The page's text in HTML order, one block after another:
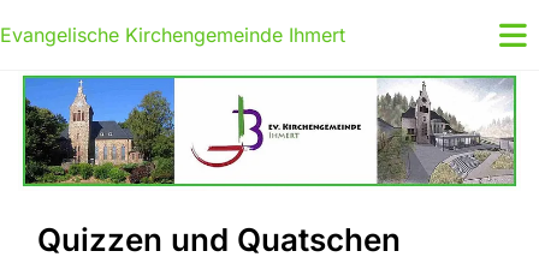
Evangelische Kirchengemeinde Ihmert
Quizzen und Quatschen